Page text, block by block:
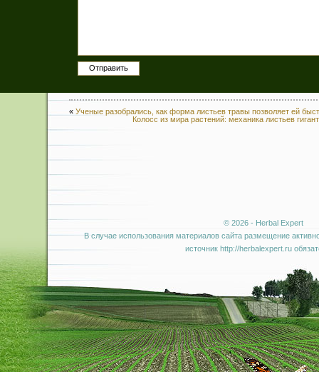
« Ученые разобрались, как форма листьев травы позволяет ей
Колосс из мира растений: механика листьев
© 2026 - Herbal Expert
В случае использования материалов сайта размещение
источник http://herbalexpert.ru